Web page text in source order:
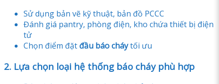
Sử dụng bản vẽ kỹ thuật, bản đồ PCCC
Đánh giá pantry, phòng điện, kho chứa thiết bị điện
tử
Chọn điểm đặt đầu báo cháytối ưu
2. Lựa chọn loại hệ thống báo cháy phù hợp